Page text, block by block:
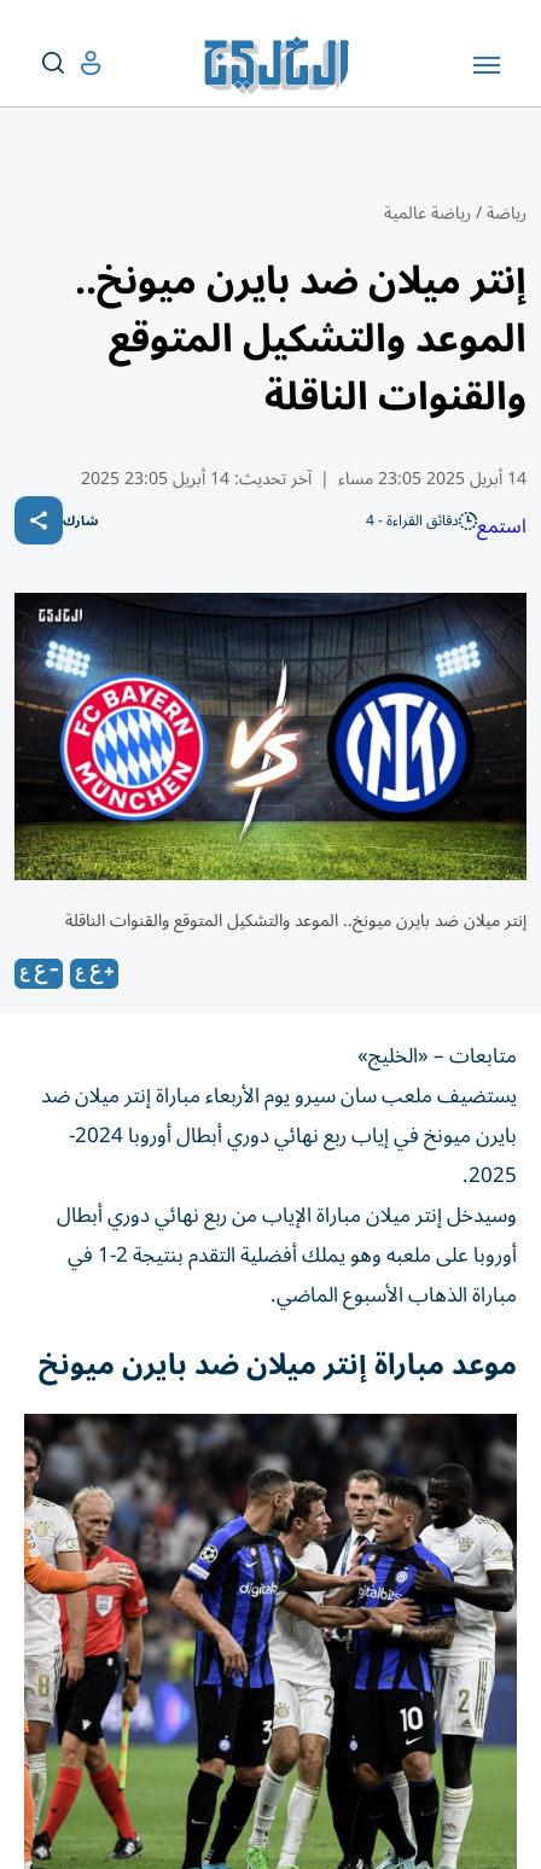
رياضة/رياضة عالمية
إنتر ميلان ضد بايرن ميونخ..
الموعد والتشكيل المتوقع
والقنوات الناقلة
14 أبريل 2025 23:05 مساء | آخر تحديث:14 أبريل 23:05 2025
استمع دقائق القراءة - 4 شارك
إنتر ميلان ضد بايرن ميونخ.. الموعد والتشكيل المتوقع والقنوات الناقلة
متابعات – «الخليج»
يستضيف ملعب سان سيرو يوم الأربعاء مباراة إنتر ميلان ضد
بايرن ميونخ في إياب ربع نهائي دوري أبطال أوروبا 2024-
2025.
وسيدخل إنتر ميلان مباراة الإياب من ربع نهائي دوري أبطال
أوروبا على ملعبه وهو يملك أفضلية التقدم بنتيجة 2-1 في
مباراة الذهاب الأسبوع الماضي.
موعد مباراة إنتر ميلان ضد بايرن ميونخ